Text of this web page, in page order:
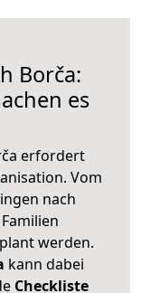
Borča:
es
erfordert
Vom
nach
werden.
kann dabei
Checkliste